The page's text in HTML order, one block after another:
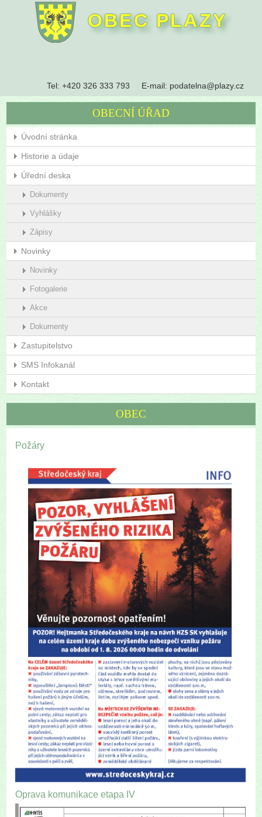
OBEC PLAZY
Tel: +420 326 333 793 E-mail: podatelna@plazy.cz
OBECNÍ ÚŘAD
Úvodní stránka
Historie a údaje
Úřední deska
Dokumenty
Vyhlášky
Zápisy
Novinky
Novinky
Fotogalerie
Akce
Dokumenty
Zastupitelstvo
SMS Infokanál
Kontakt
OBEC
Požáry
Oprava komunikace etapa IV